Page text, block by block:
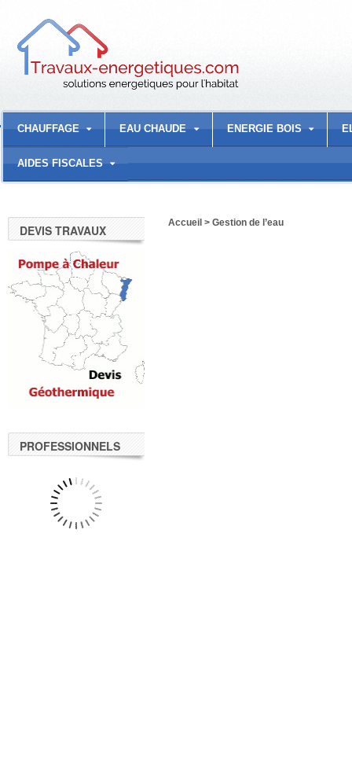
CHAUFFAGE EAU CHAUDE ENERGIE BOIS
AIDES FISCALES
Accueil > Gestion de l’eau
DEVIS TRAVAUX
PROFESSIONNELS